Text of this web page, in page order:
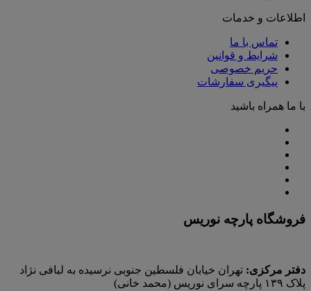
اطلاعات و خدمات
تماس با ما
شرایط و قوانین
حریم خصوصی
پیگیری سفارشات
با ما همراه باشید
فروشگاه پارچه نوریس
دفتر مرکزی: تهران خیابان فلسطین جنوبی نرسیده به لبافی نژاد
پلاک ۱۳۹ پارچه‌ سرای نوريس (محمد خانی)